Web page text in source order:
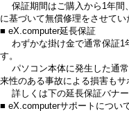
保証期間はご購入から1年間
に基づいて無償修理をさせてい
■ eX.computer延長保証
わずかな掛け金で通常保証1
す。
パソコン本体に発生した通
来性のある事故による損害もサ
詳しくは下の延長保証バナー
■ eX.computerサポートについ